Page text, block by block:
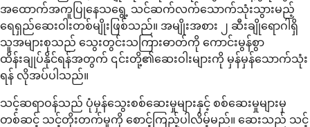
အထောက်အကူပြုနေသရွေ့ သင်ဆက်လက်သောက်သုံးသွားမည့်
ရေရှည်ဆေးဝါးတစ်မျိုးဖြစ်သည်။ အမျိုးအစား ၂ ဆီးချိုရောဂါရှိ
သူအများစုသည် သွေးတွင်းသကြားဓာတ်ကို ကောင်းမွန်စွာ
ထိန်းချုပ်နိုင်ရန်အတွက် ၎င်းတို့၏ဆေးဝါးများကို မှန်မှန်သောက်သုံး
ရန် လိုအပ်ပါသည်။
သင့်ဆရာဝန်သည် ပုံမှန်သွေးစစ်ဆေးမှုများနှင့် စစ်ဆေးမှုများမှ
တစ်ဆင့် သင့်တိုးတက်မှုကို စောင့်ကြည့်ပါလိမ့်မည်။ ဆေးသည် သင့်